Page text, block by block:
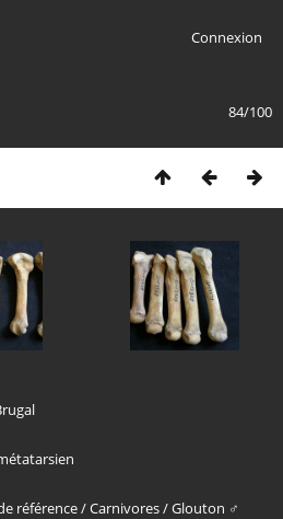
Connexion
84/100
référence/Carnivores/Glouton ♂